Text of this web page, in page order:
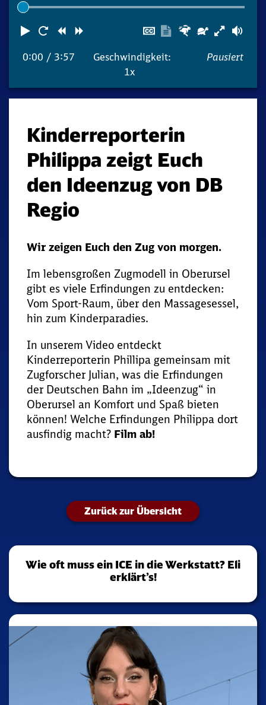
Abspielen
Neustart
Zurück
Untertitel
Transkription
Schneller
0:00 / 3:57
Geschwindigkeit:
1x
Pausiert
Kinderreporterin
Philippa zeigt Euch
den Ideenzug von DB
Regio
Wir zeigen Euch den Zug von morgen.
Im lebensgroßen Zugmodell in Oberursel
gibt es viele Erfindungen zu entdecken:
Vom Sport-Raum, über den Massagesessel,
hin zum Kinderparadies.
In unserem Video entdeckt
Kinderreporterin Phillipa gemeinsam mit
Zugforscher Julian, was die Erfindungen
der Deutschen Bahn im „Ideenzug“ in
Oberursel an Komfort und Spaß bieten
können! Welche Erfindungen Philippa dort
ausfindig macht? Film ab!
Zurück zur Übersicht
Wie oft muss ein ICE in die Werkstatt? Eli
erklärt’s!